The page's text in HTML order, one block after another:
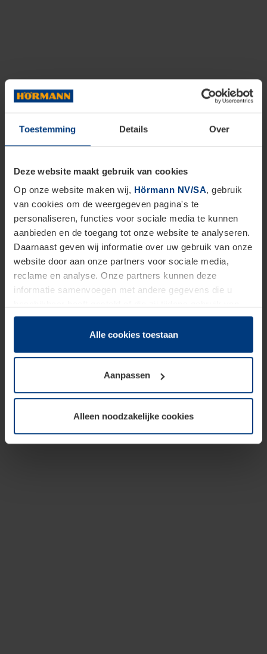
Toestemming Details Over
Deze website maakt gebruik van cookies
Op onze website maken wij, Hörmann NV/SA, gebruik
van cookies om de weergegeven pagina's te
personaliseren, functies voor sociale media te kunnen
aanbieden en de toegang tot onze website te analyseren.
Daarnaast geven wij informatie over uw gebruik van onze
website door aan onze partners voor sociale media,
reclame en analyse. Onze partners kunnen deze
informatie samenvoegen met andere gegevens die u
hun diensten hebben verzameld.
Juridisch hebben wij het recht om cookies op uw
van deze pagina's absoluut vereist is. Voor alle andere
soorten cookies is uw toestemming benodigd. Uw
toestemming kunt u op elk moment bij de uitleg van de
wijzigen of herroepen.
Alle cookies toestaan
Aanpassen
Alleen noodzakelijke cookies